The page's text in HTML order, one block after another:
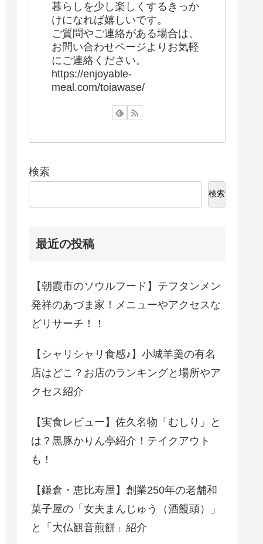
暮らしを少し楽しくするきっか
けになれば嬉しいです。
ご質問やご連絡がある場合は、
お問い合わせページよりお気軽
にご連絡ください。
https://enjoyable-
meal.com/toiawase/
検索
検索
最近の投稿
【朝霞市のソウルフード】テフタンメン
発祥のあづま家！メニューやアクセスな
どリサーチ！！
【シャリシャリ食感♪】小城羊羹の有名
店はどこ？お店のランキングと場所やア
クセス紹介
【実食レビュー】佐久名物「むしり」と
は？黒豚かりん亭紹介！テイクアウト
も！
【鎌倉・恵比寿屋】創業250年の老舗和
菓子屋の「女夫まんじゅう（酒饅頭）」
と「大仏観音煎餅」紹介